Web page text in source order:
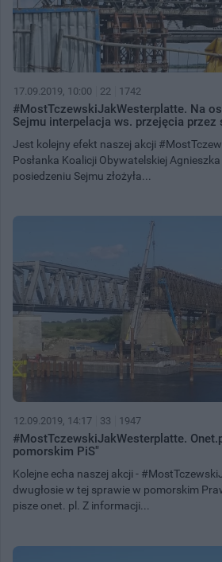
17.09.2019, 10:00 22 1742
#MostTczewskiJakWesterplatte. Na
Sejmu interpelacja ws. przejęcia przez
Jest kolejny efekt naszej akcji
Posłanka Koalicji Obywatelskiej
posiedzeniu Sejmu złożyła...
12.09.2019, 14:17 33 1947
#MostTczewskiJakWesterplatte.
pomorskim PiS"
Kolejne echa naszej akcji -
dwugłosie w tej sprawie w pomorskim
pisze onet. pl. Z informacji...